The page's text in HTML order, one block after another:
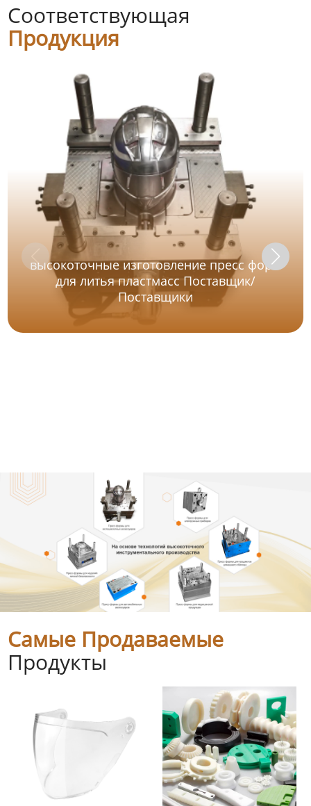
Соответствующая
Продукция
высокоточные изготовление пресс форм
для литья пластмасс Поставщик/
Поставщики
Самые Продаваемые
Продукты